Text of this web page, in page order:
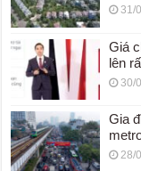
31/
Giá
lên
30/
Gia
28/